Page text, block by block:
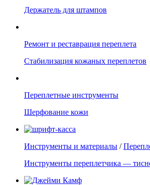
Держатель для штампов
Ремонт и реставрация переплета
Стабилизация кожаных переплетов
Переплетные инструменты
Шерфование кожи
Инструменты и материалы /
Инструменты переплетчика —